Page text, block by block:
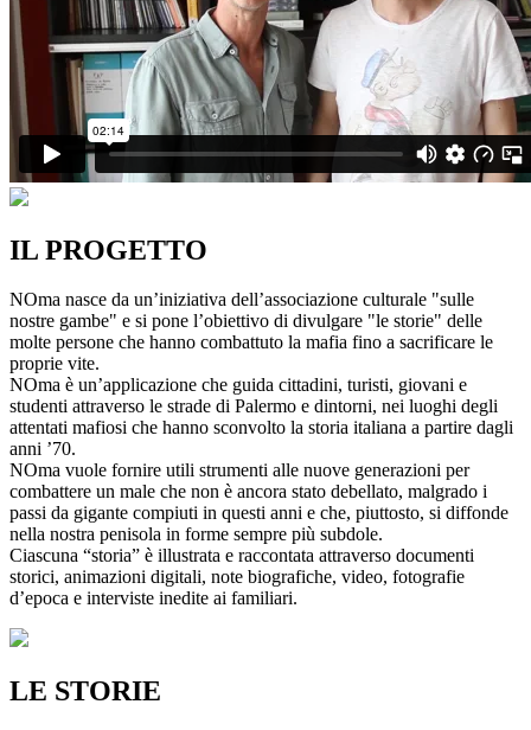
IL PROGETTO
NOma nasce da un’iniziativa dell’associazione culturale "sulle
nostre gambe" e si pone l’obiettivo di divulgare "le storie" delle
molte persone che hanno combattuto la mafia fino a sacrificare le
proprie vite.
NOma è un’applicazione che guida cittadini, turisti, giovani e
studenti attraverso le strade di Palermo e dintorni, nei luoghi degli
attentati mafiosi che hanno sconvolto la storia italiana a partire dagli
anni ’70.
NOma vuole fornire utili strumenti alle nuove generazioni per
combattere un male che non è ancora stato debellato, malgrado i
passi da gigante compiuti in questi anni e che, piuttosto, si diffonde
nella nostra penisola in forme sempre più subdole.
Ciascuna “storia” è illustrata e raccontata attraverso documenti
storici, animazioni digitali, note biografiche, video, fotografie
d’epoca e interviste inedite ai familiari.
LE STORIE